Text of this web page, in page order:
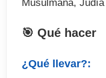
Musulmana,
🎯 Qué hacer
¿Qué llevar?: